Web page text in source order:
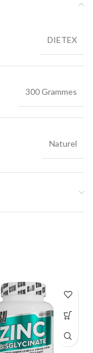
DIETEX
300 Grammes
Naturel